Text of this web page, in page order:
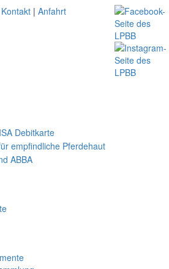
Kontakt | Anfahrt